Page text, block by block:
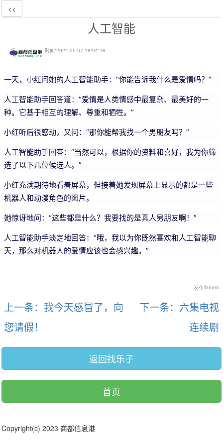
<<
人工智能
时间:2024-05-07 18:04:28
一天，小红问她的人工智能助手：“你能告诉我什么是爱情吗？”
人工智能助手回答道：“爱情是人类情感中最复杂、最美好的一
种。它基于相互的理解、尊重和牺牲。”
小红听后很感动，又问：“那你能帮我找一个男朋友吗？”
人工智能助手回答：“当然可以，根据你的资料和喜好，我为你筛
选了以下几位候选人。”
小红充满期待地看着屏幕，但接着她发现屏幕上显示的都是一些
机器人和动漫角色的图片。
她惊讶地问：“这些都是什么？我要找的是真人男朋友啊！”
人工智能助手淡定地回答：“哦，我以为你既然喜欢和人工智能聊
天，那么对机器人的爱情应该也会感兴趣。”
发布:li0503
上一条：我今天感冒了，向
您请假！
下一条：六集电视
连续剧
返回找乐子
首页
Copyright(c) 2023 商都信息港